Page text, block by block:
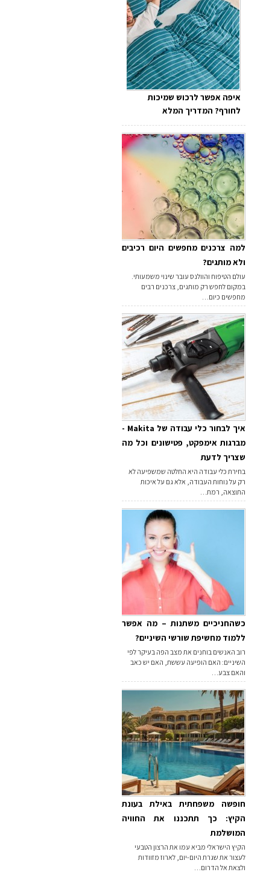
איפה אפשר לרכוש שמיכות
לחורף? המדריך המלא
למה צרכנים מחפשים היום רכיבים
ולא מותגים?
עולם הטיפוח והוולנס עובר שינוי משמעותי.
במקום לחפש רק מותגים, צרכנים רבים
מחפשים כיום…
איך לבחור כלי עבודה של Makita -
מברגות אימפקט, פטישונים וכל מה
שצריך לדעת
בחירת כלי עבודה היא החלטה שמשפיעה לא
רק על נוחות העבודה, אלא גם על איכות
התוצאה, רמת…
כשהחניכיים משתנות – מה אפשר
ללמוד מחשיפת שורשי השיניים?
רוב האנשים בוחנים את מצב הפה בעיקר לפי
השיניים: האם הופיעה עששת, האם יש כאב
והאם צבע…
חופשה משפחתית באילת בעונת
הקיץ: כך תתכננו את החוויה
המושלמת
הקיץ הישראלי מביא עמו את הרצון הטבעי
לעצור את שגרת היום-יום, לארוז מזוודות
ולצאת אל הדרום…